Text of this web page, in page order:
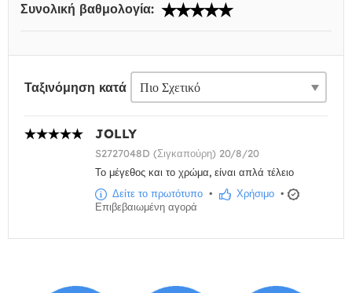
Συνολική βαθμολογία:
Ταξινόμηση κατά
JOLLY
S2727048D (Σιγκαπούρη) 20/8/20
Το μέγεθος και το χρώμα, είναι απλά τέλειο
Δείτε το πρωτότυπο • Χρήσιμο •
Επιβεβαιωμένη αγορά